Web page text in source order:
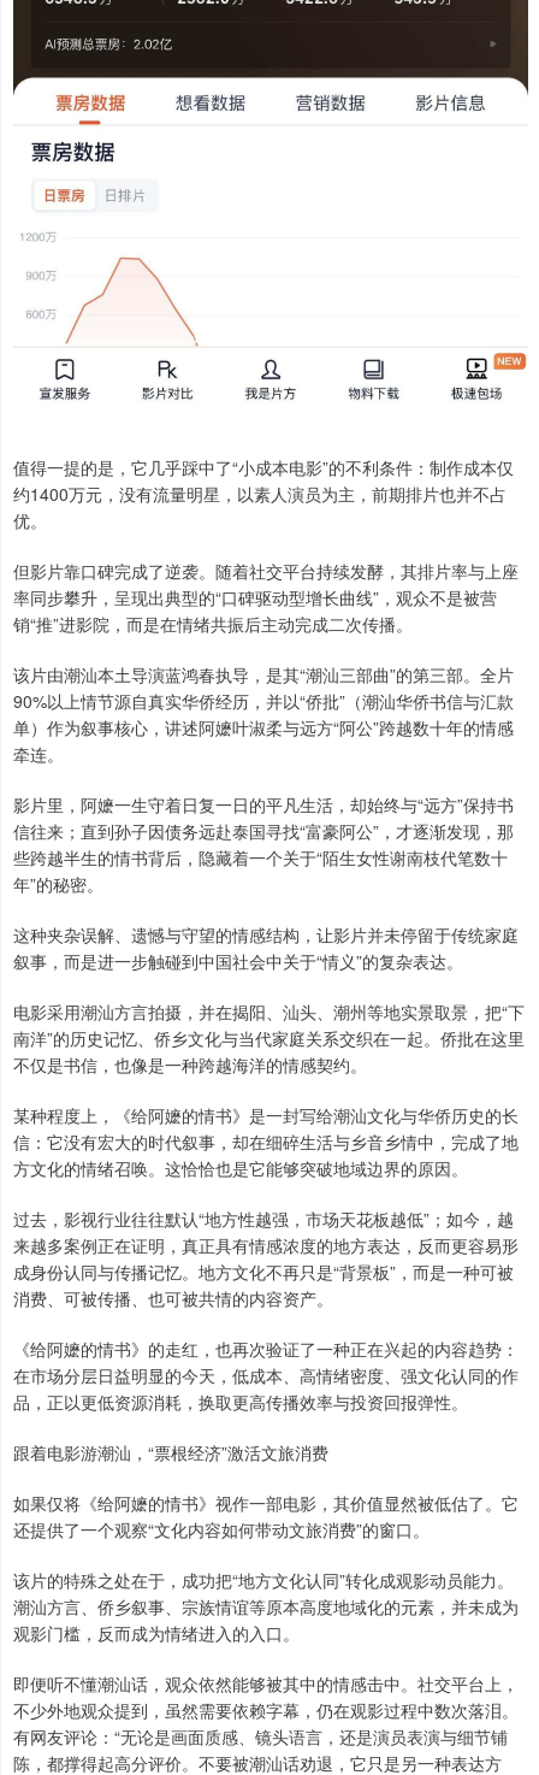
值得一提的是，它几乎踩中了“小成本电影”的不利条件：制作成本仅
约1400万元，没有流量明星，以素人演员为主，前期排片也并不占
优。
但影片靠口碑完成了逆袭。随着社交平台持续发酵，其排片率与上座
率同步攀升，呈现出典型的“口碑驱动型增长曲线”，观众不是被营
销“推”进影院，而是在情绪共振后主动完成二次传播。
该片由潮汕本土导演蓝鸿春执导，是其“潮汕三部曲”的第三部。全片
90%以上情节源自真实华侨经历，并以“侨批”（潮汕华侨书信与汇款
单）作为叙事核心，讲述阿嬷叶淑柔与远方“阿公”跨越数十年的情感
牵连。
影片里，阿嬷一生守着日复一日的平凡生活，却始终与“远方”保持书
信往来；直到孙子因债务远赴泰国寻找“富豪阿公”，才逐渐发现，那
些跨越半生的情书背后，隐藏着一个关于“陌生女性谢南枝代笔数十
年”的秘密。
这种夹杂误解、遗憾与守望的情感结构，让影片并未停留于传统家庭
叙事，而是进一步触碰到中国社会中关于“情义”的复杂表达。
电影采用潮汕方言拍摄，并在揭阳、汕头、潮州等地实景取景，把“下
南洋”的历史记忆、侨乡文化与当代家庭关系交织在一起。侨批在这里
不仅是书信，也像是一种跨越海洋的情感契约。
某种程度上，《给阿嬷的情书》是一封写给潮汕文化与华侨历史的长
信：它没有宏大的时代叙事，却在细碎生活与乡音乡情中，完成了地
方文化的情绪召唤。这恰恰也是它能够突破地域边界的原因。
过去，影视行业往往默认“地方性越强，市场天花板越低”；如今，越
来越多案例正在证明，真正具有情感浓度的地方表达，反而更容易形
成身份认同与传播记忆。地方文化不再只是“背景板”，而是一种可被
消费、可被传播、也可被共情的内容资产。
《给阿嬷的情书》的走红，也再次验证了一种正在兴起的内容趋势：
在市场分层日益明显的今天，低成本、高情绪密度、强文化认同的作
品，正以更低资源消耗，换取更高传播效率与投资回报弹性。
跟着电影游潮汕，“票根经济”激活文旅消费
如果仅将《给阿嬷的情书》视作一部电影，其价值显然被低估了。它
还提供了一个观察“文化内容如何带动文旅消费”的窗口。
该片的特殊之处在于，成功把“地方文化认同”转化成观影动员能力。
潮汕方言、侨乡叙事、宗族情谊等原本高度地域化的元素，并未成为
观影门槛，反而成为情绪进入的入口。
即便听不懂潮汕话，观众依然能够被其中的情感击中。社交平台上，
不少外地观众提到，虽然需要依赖字幕，仍在观影过程中数次落泪。
有网友评论：“无论是画面质感、镜头语言，还是演员表演与细节铺
陈，都撑得起高分评价。不要被潮汕话劝退，它只是另一种表达方